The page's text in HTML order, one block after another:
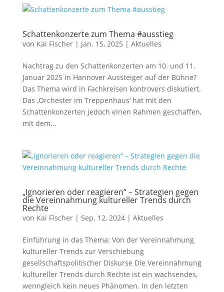
Schattenkonzerte zum Thema #ausstieg
von Kai Fischer| Jan. 15, 2025 | Aktuelles
Nachtrag zu den Schattenkonzerten am 10. und 11.
Januar 2025 in Hannover Aussteiger auf der Bühne?
Das Thema wird in Fachkreisen kontrovers diskutiert.
Das ‚Orchester im Treppenhaus‘ hat mit den
Schattenkonzerten jedoch einen Rahmen geschaffen,
mit dem...
„Ignorieren oder reagieren“ – Strategien gegen
die Vereinnahmung kultureller Trends durch
Rechte
von Kai Fischer| Sep. 12, 2024| Aktuelles
Einführung in das Thema: Von der Vereinnahmung
kultureller Trends zur Verschiebung
gesellschaftspolitischer Diskurse Die Vereinnahmung
kultureller Trends durch Rechte ist ein wachsendes,
wenngleich kein neues Phänomen. In den letzten